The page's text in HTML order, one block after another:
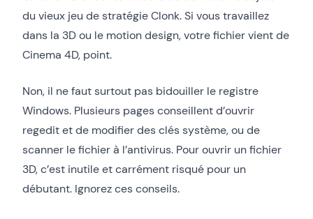
du vieux jeu de stratégie Clonk. Si vous travaillez
dans la 3D ou le motion design, votre fichier vient de
Cinema 4D, point.
Non, il ne faut surtout pas bidouiller le registre
Windows. Plusieurs pages conseillent d’ouvrir
regedit et de modifier des clés système, ou de
scanner le fichier à l’antivirus. Pour ouvrir un fichier
3D, c’est inutile et carrément risqué pour un
débutant. Ignorez ces conseils.